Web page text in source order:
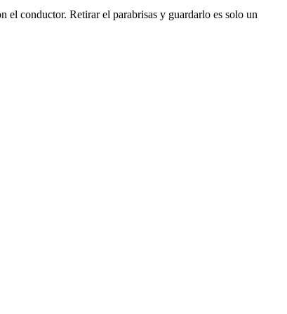
conductor. Retirar el parabrisas y guardarlo es solo un